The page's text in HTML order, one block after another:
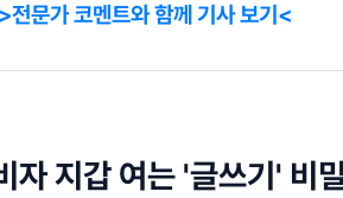
>전문가 코멘트와 함께 기사 보기<
자 지갑 여는 '글쓰기' 비